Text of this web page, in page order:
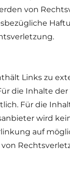
von
Links zu
die Inhalte
Für die
wird
auf